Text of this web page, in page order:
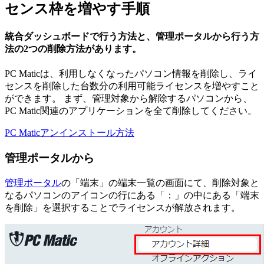
センス枠を増やす手順
統合ダッシュボードで行う方法と、管理ポータルから行う方
法の2つの削除方法があります。
PC Maticは、利用しなくなったパソコン情報を削除し、ライ
センスを削除した台数分の利用可能ライセンスを増やすこと
ができます。 まず、管理対象から解除するパソコンから、
PC Matic関連のアプリケーションを全て削除してください。
PC Maticアンインストール方法
管理ポータルから
管理ポータルの「端末」の端末一覧の画面にて、削除対象と
なるパソコンのアイコンの行にある「：」の中にある「端末
を削除」を選択することでライセンスが解放されます。